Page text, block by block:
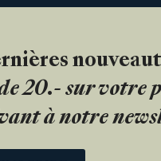
20.- sur votre
à notre